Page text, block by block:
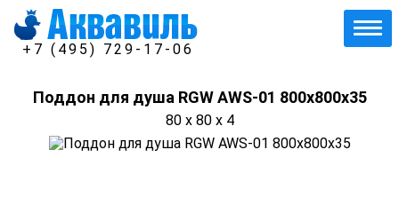
+7 (495) 729-17-06
Поддон для душа RGW AWS-01 800х800х35
80 x 80 x 4